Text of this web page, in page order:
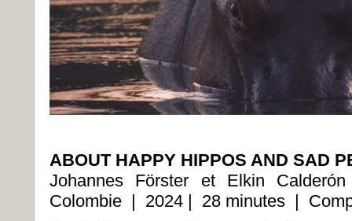
ABOUT HAPPY HIPPOS AND SAD
Johannes Förster et Elkin
Colombie | 2024 | 28 minutes |